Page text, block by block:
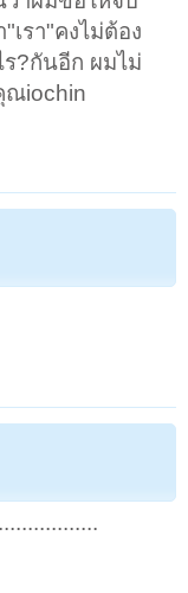
เรา"คงไม่ต้อง
?กันอีก ผมไม่
ณiochin